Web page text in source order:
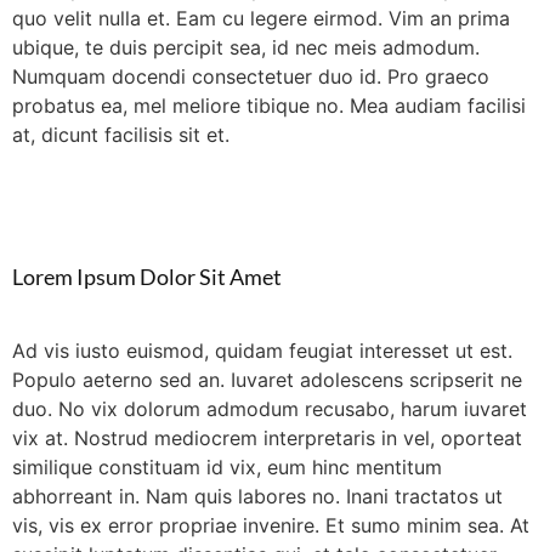
quo velit nulla et. Eam cu legere eirmod. Vim an prima
ubique, te duis percipit sea, id nec meis admodum.
Numquam docendi consectetuer duo id. Pro graeco
probatus ea, mel meliore tibique no. Mea audiam facilisi
at, dicunt facilisis sit et.
Lorem Ipsum Dolor Sit Amet
Ad vis iusto euismod, quidam feugiat interesset ut est.
Populo aeterno sed an. Iuvaret adolescens scripserit ne
duo. No vix dolorum admodum recusabo, harum iuvaret
vix at. Nostrud mediocrem interpretaris in vel, oporteat
similique constituam id vix, eum hinc mentitum
abhorreant in. Nam quis labores no. Inani tractatos ut
vis, vis ex error propriae invenire. Et sumo minim sea. At